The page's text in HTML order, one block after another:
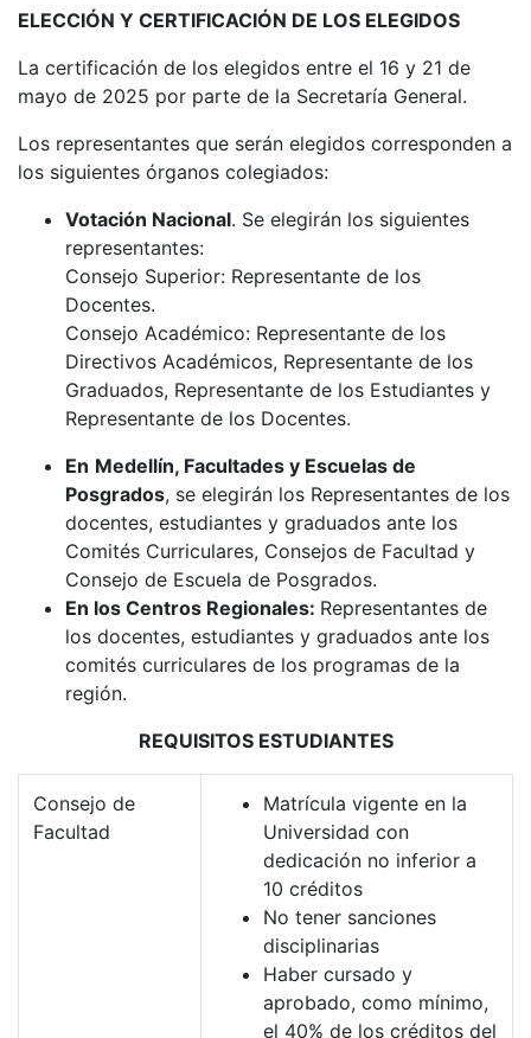
ELECCIÓN Y CERTIFICACIÓN DE LOS ELEGIDOS
La certificación de los elegidos entre el 16 y 21 de
mayo de 2025 por parte de la Secretaría General.
Los representantes que serán elegidos corresponden a
los siguientes órganos colegiados:
Votación Nacional. Se elegirán los siguientes
representantes:
Consejo Superior: Representante de los
Docentes.
Consejo Académico: Representante de los
Directivos Académicos, Representante de los
Graduados, Representante de los Estudiantes y
Representante de los Docentes.
En Medellín, Facultades y Escuelas de
Posgrados, se elegirán los Representantes de los
docentes, estudiantes y graduados ante los
Comités Curriculares, Consejos de Facultad y
Consejo de Escuela de Posgrados.
En los Centros Regionales: Representantes de
los docentes, estudiantes y graduados ante los
comités curriculares de los programas de la
región.
REQUISITOS ESTUDIANTES
Consejo de
Facultad
Matrícula vigente en la
Universidad con
dedicación no inferior a
10 créditos
No tener sanciones
disciplinarias
Haber cursado y
aprobado, como mínimo,
el 40% de los créditos del